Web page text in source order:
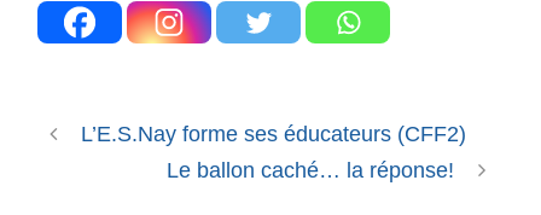
L’E.S.Nay forme ses éducateurs (CFF2)
Le ballon caché… la réponse!